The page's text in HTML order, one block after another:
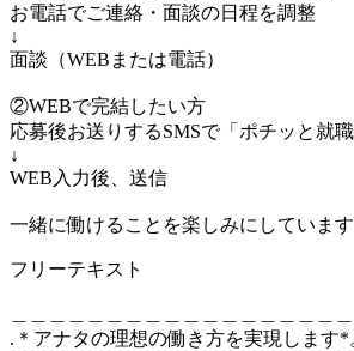
お電話でご連絡・面談の日程を調整
↓
面談（WEBまたは電話）
②WEBで完結したい方
応募後お送りするSMSで「ポチッと就
↓
WEB入力後、送信
一緒に働けることを楽しみにしていま
フリーテキスト
.＊アナタの理想の働き方を実現します*